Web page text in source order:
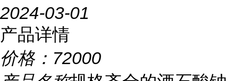
2024-03-01
产品详情
价格： 72000